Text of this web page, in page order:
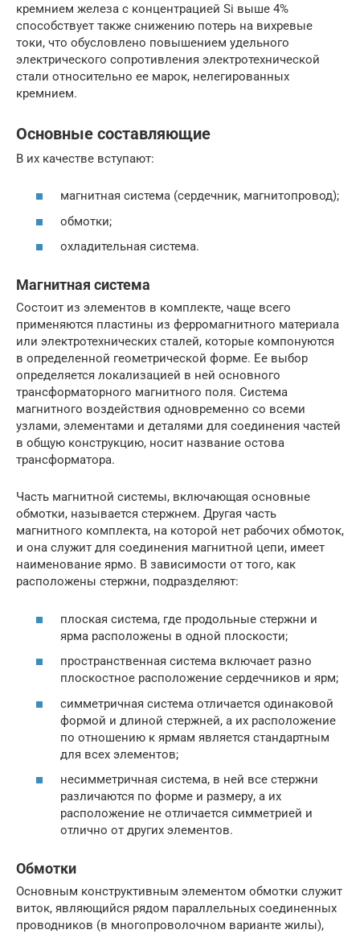
кремнием железа с концентрацией Si выше 4%
способствует также снижению потерь на вихревые
токи, что обусловлено повышением удельного
электрического сопротивления электротехнической
стали относительно ее марок, нелегированных
кремнием.
Основные составляющие
В их качестве вступают:
магнитная система (сердечник, магнитопровод);
обмотки;
охладительная система.
Магнитная система
Состоит из элементов в комплекте, чаще всего
применяются пластины из ферромагнитного материала
или электротехнических сталей, которые компонуются
в определенной геометрической форме. Ее выбор
определяется локализацией в ней основного
трансформаторного магнитного поля. Система
магнитного воздействия одновременно со всеми
узлами, элементами и деталями для соединения частей
в общую конструкцию, носит название остова
трансформатора.
Часть магнитной системы, включающая основные
обмотки, называется стержнем. Другая часть
магнитного комплекта, на которой нет рабочих обмоток,
и она служит для соединения магнитной цепи, имеет
наименование ярмо. В зависимости от того, как
расположены стержни, подразделяют:
плоская система, где продольные стержни и
ярма расположены в одной плоскости;
пространственная система включает разно
плоскостное расположение сердечников и ярм;
симметричная система отличается одинаковой
формой и длиной стержней, а их расположение
по отношению к ярмам является стандартным
для всех элементов;
несимметричная система, в ней все стержни
различаются по форме и размеру, а их
расположение не отличается симметрией и
отлично от других элементов.
Обмотки
Основным конструктивным элементом обмотки служит
виток, являющийся рядом параллельных соединенных
проводников (в многопроволочном варианте жилы),